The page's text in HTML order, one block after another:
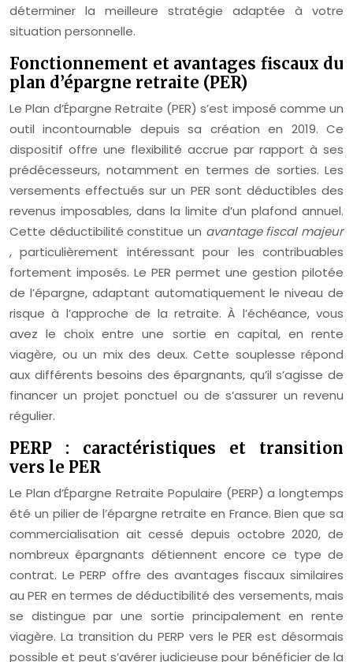
déterminer la meilleure stratégie adaptée à votre
situation personnelle.
Fonctionnement et avantages fiscaux du
plan d’épargne retraite (PER)
Le Plan d’Épargne Retraite (PER) s’est imposé comme un
outil incontournable depuis sa création en 2019. Ce
dispositif offre une flexibilité accrue par rapport à ses
prédécesseurs, notamment en termes de sorties. Les
versements effectués sur un PER sont déductibles des
revenus imposables, dans la limite d’un plafond annuel.
Cette déductibilité constitue un avantage fiscal majeur
, particulièrement intéressant pour les contribuables
fortement imposés. Le PER permet une gestion pilotée
de l’épargne, adaptant automatiquement le niveau de
risque à l’approche de la retraite. À l’échéance, vous
avez le choix entre une sortie en capital, en rente
viagère, ou un mix des deux. Cette souplesse répond
aux différents besoins des épargnants, qu’il s’agisse de
financer un projet ponctuel ou de s’assurer un revenu
régulier.
PERP : caractéristiques et transition
vers le PER
Le Plan d’Épargne Retraite Populaire (PERP) a longtemps
été un pilier de l’épargne retraite en France. Bien que sa
commercialisation ait cessé depuis octobre 2020, de
nombreux épargnants détiennent encore ce type de
contrat. Le PERP offre des avantages fiscaux similaires
au PER en termes de déductibilité des versements, mais
se distingue par une sortie principalement en rente
viagère. La transition du PERP vers le PER est désormais
possible et peut s’avérer judicieuse pour bénéficier de la